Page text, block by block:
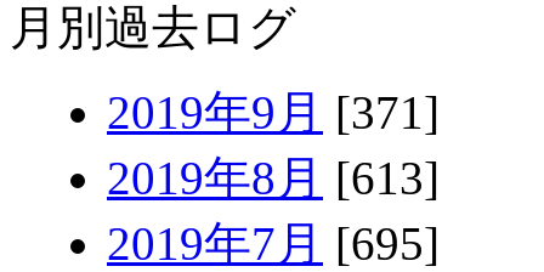
月別過去ログ
2019年9月 [371]
2019年8月 [613]
2019年7月 [695]